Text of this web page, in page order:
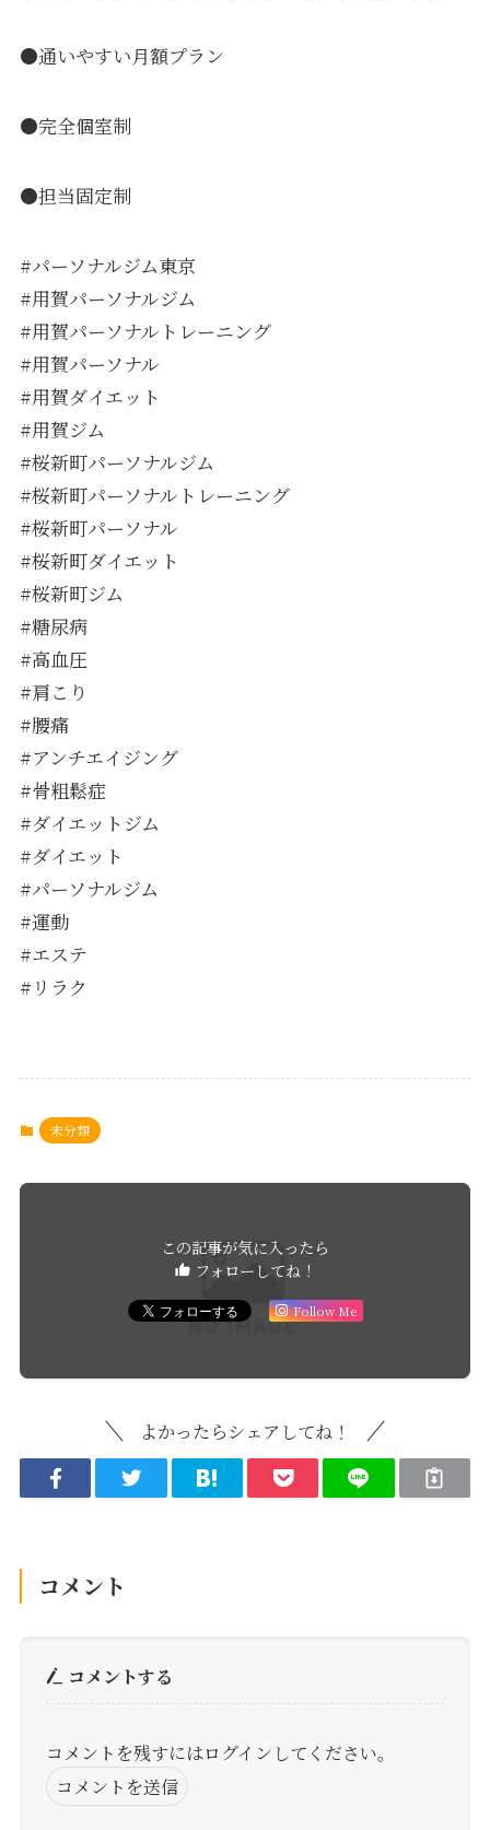
●通いやすい月額プラン
●完全個室制
●担当固定制
#パーソナルジム東京
#用賀パーソナルジム
#用賀パーソナルトレーニング
#用賀パーソナル
#用賀ダイエット
#用賀ジム
#桜新町パーソナルジム
#桜新町パーソナルトレーニング
#桜新町パーソナル
#桜新町ダイエット
#桜新町ジム
#糖尿病
#高血圧
#肩こり
#腰痛
#アンチエイジング
#骨粗鬆症
#ダイエットジム
#ダイエット
#パーソナルジム
#運動
#エステ
#リラク
未分類
この記事が気に入ったら
フォローしてね！
Follow Me
よかったらシェアしてね！
コメント
コメントする
コメントを残すにはログインしてください。